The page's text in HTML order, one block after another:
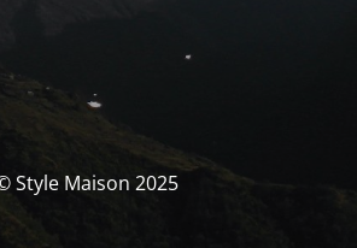
Style Maison 2025